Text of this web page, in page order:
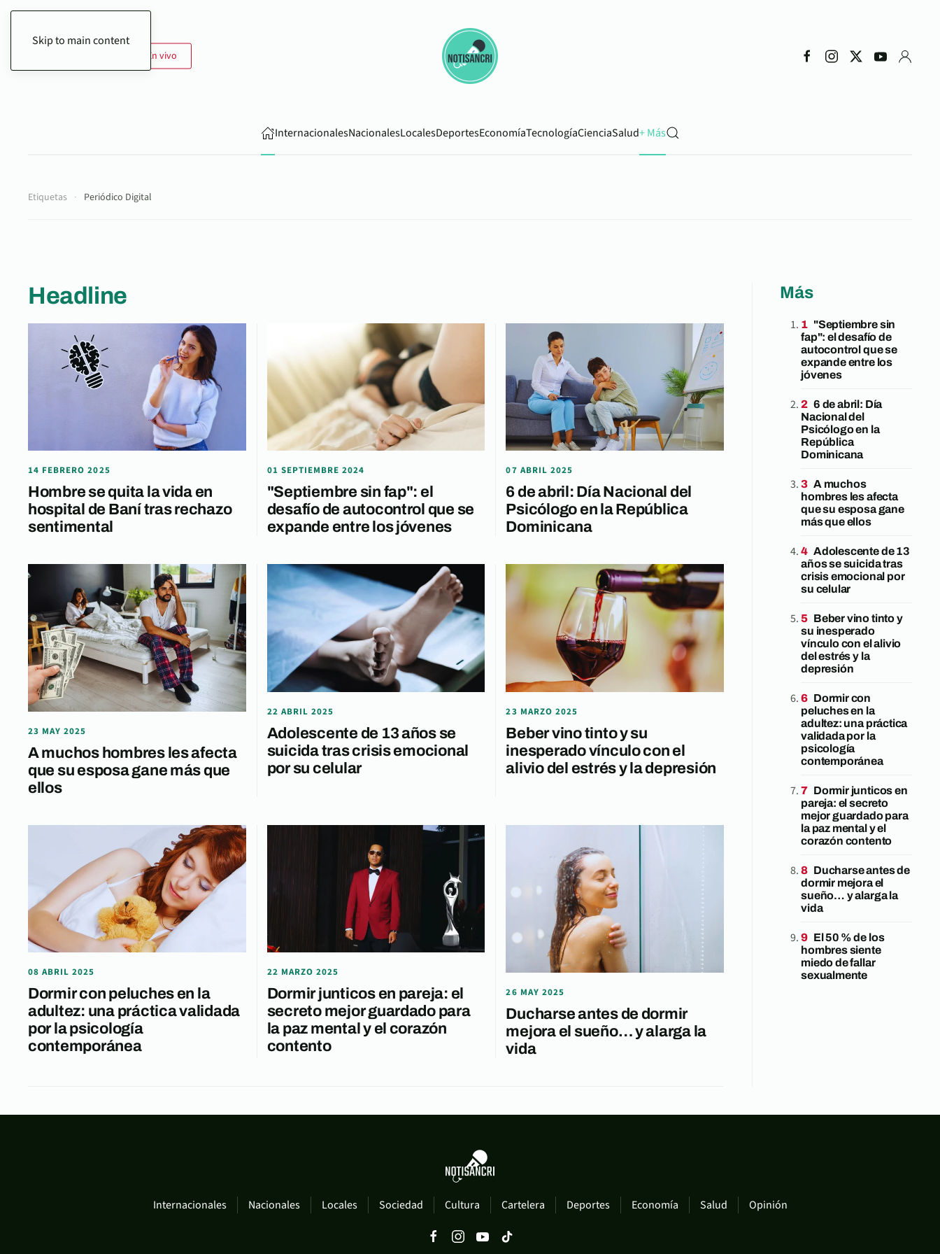
Skip to main content
En vivo
InternacionalesNacionalesLocalesDeportesEconomíaTecnologíaCienciaSalud+ Más
Etiquetas Periódico Digital
Headline
14 FEBRERO 2025
Hombre se quita la vida en
hospital de Baní tras rechazo
sentimental
01 SEPTIEMBRE 2024
"Septiembre sin fap": el
desafío de autocontrol que se
expande entre los jóvenes
07 ABRIL 2025
6 de abril: Día Nacional del
Psicólogo en la República
Dominicana
23 MAY 2025
A muchos hombres les afecta
que su esposa gane más que
ellos
22 ABRIL 2025
Adolescente de 13 años se
suicida tras crisis emocional
por su celular
23 MARZO 2025
Beber vino tinto y su
inesperado vínculo con el
alivio del estrés y la depresión
08 ABRIL 2025
Dormir con peluches en la
adultez: una práctica validada
por la psicología
contemporánea
22 MARZO 2025
Dormir junticos en pareja: el
secreto mejor guardado para
la paz mental y el corazón
contento
26 MAY 2025
Ducharse antes de dormir
mejora el sueño… y alarga la
vida
Más
"Septiembre sin
fap": el desafío de
autocontrol que se
expande entre los
jóvenes
6 de abril: Día
Nacional del
Psicólogo en la
República
Dominicana
A muchos
hombres les afecta
que su esposa gane
más que ellos
Adolescente de 13
años se suicida tras
crisis emocional por
su celular
Beber vino tinto y
su inesperado
vínculo con el alivio
del estrés y la
depresión
Dormir con
peluches en la
adultez: una práctica
validada por la
psicología
contemporánea
Dormir junticos en
pareja: el secreto
mejor guardado para
la paz mental y el
corazón contento
Ducharse antes de
dormir mejora el
sueño… y alarga la
vida
El 50 % de los
hombres siente
miedo de fallar
sexualmente
Internacionales Nacionales Locales Sociedad Cultura Cartelera Deportes Economía Salud Opinión